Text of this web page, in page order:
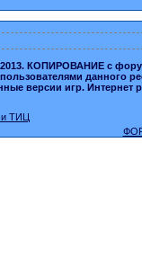
КОПИРОВАНИЕ с
данного
версии игр.